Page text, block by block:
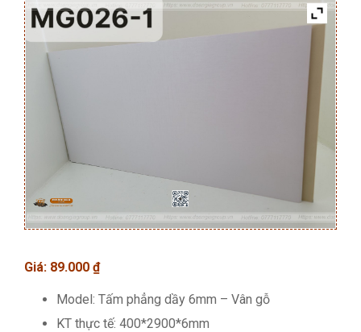
Giá: 89.000 ₫
Model: Tấm phẳng dầy 6mm – Vân gỗ
KT thực tế: 400*2900*6mm